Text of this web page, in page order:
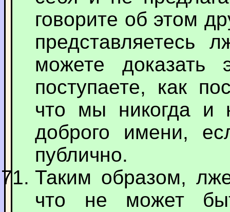
говорите об этом
представляетесь
можете доказать
поступаете, как
что мы никогда и
доброго имени,
публично.
Таким образом,
что не может